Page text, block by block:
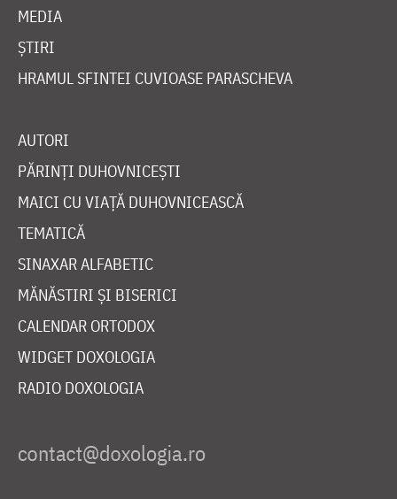
MEDIA
ȘTIRI
HRAMUL SFINTEI CUVIOASE PARASCHEVA
AUTORI
PĂRINȚI DUHOVNICEȘTI
MAICI CU VIAȚĂ DUHOVNICEASCĂ
TEMATICĂ
SINAXAR ALFABETIC
MĂNĂSTIRI ȘI BISERICI
CALENDAR ORTODOX
WIDGET DOXOLOGIA
RADIO DOXOLOGIA